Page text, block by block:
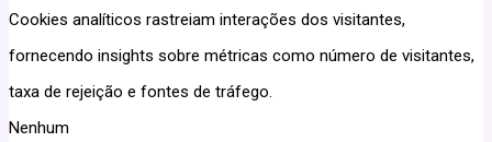
Cookies analíticos rastreiam interações dos visitantes,
fornecendo insights sobre métricas como número de visitantes,
taxa de rejeição e fontes de tráfego.
Nenhum